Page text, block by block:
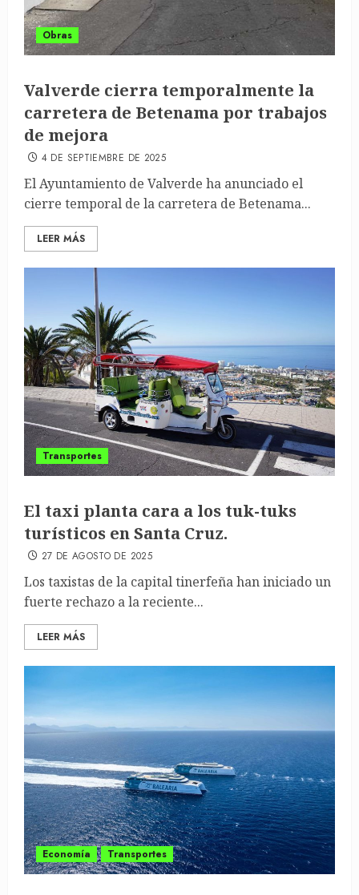
Obras
Valverde cierra temporalmente la
carretera de Betenama por trabajos
de mejora
4 DE SEPTIEMBRE DE 2025
El Ayuntamiento de Valverde ha anunciado el
cierre temporal de la carretera de Betenama...
LEER MÁS
Transportes
El taxi planta cara a los tuk-tuks
turísticos en Santa Cruz.
27 DE AGOSTO DE 2025
Los taxistas de la capital tinerfeña han iniciado un
fuerte rechazo a la reciente...
LEER MÁS
Economía Transportes